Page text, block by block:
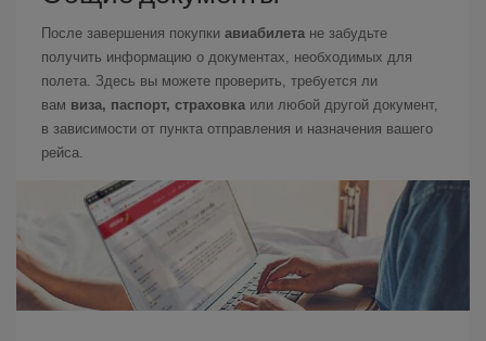
После завершения покупки авиабилета не забудьте
получить информацию о документах, необходимых для
полета. Здесь вы можете проверить, требуется ли
вам виза, паспорт, страховка или любой другой документ,
в зависимости от пункта отправления и назначения вашего
рейса.